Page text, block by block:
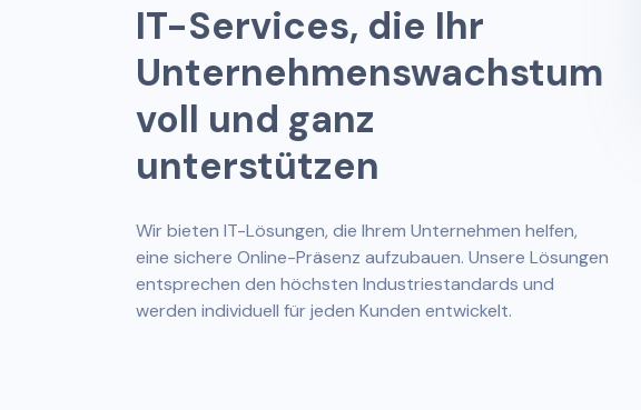
IT-Services, die Ihr
Unternehmenswachstum
voll und ganz
unterstützen
Wir bieten IT-Lösungen, die Ihrem Unternehmen helfen,
eine sichere Online-Präsenz aufzubauen. Unsere Lösungen
entsprechen den höchsten Industriestandards und
werden individuell für jeden Kunden entwickelt.